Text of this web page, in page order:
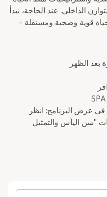
الداخلي. عند الحاجة، نبدأ
قوية وصحية ومستقلة –
عرض البرنامج: انظر
"سن اليأس والتمثيل